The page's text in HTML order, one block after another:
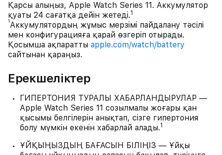
Қарсы алыңыз, Apple Watch Series 11. Аккумулятор
қуаты 24 сағатқа дейін жетеді.1
1Аккумулятордың жұмыс мерзімі пайдалану тәсілі
мен конфигурацияға қарай өзгеріп отырады.
Қосымша ақпаратты apple.com/watch/battery
сайтынан қараңыз.
Ерекшеліктер
ГИПЕРТОНИЯ ТУРАЛЫ ХАБАРЛАНДЫРУЛАР —
Apple Watch Series 11 созылмалы жоғары қан
қысымы белгілерін анықтап, сізге гипертония
болу мүмкін екенін хабарлай алады.1
ҰЙҚЫҢЫЗДЫҢ БАҒАСЫН БІЛІҢІЗ — Ұйқы